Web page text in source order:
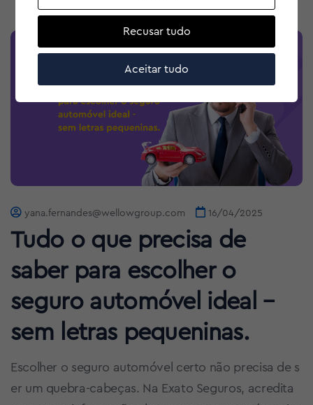
yana.fernandes@wellowgroup.com 16/04/2025
Tudo o que precisa de
saber para escolher o
seguro automóvel ideal –
sem letras pequeninas.
Escolher o seguro automóvel certo não precisa de s
er um quebra-cabeças. Na Exato Seguros, acredita
Recusar tudo
Aceitar tudo